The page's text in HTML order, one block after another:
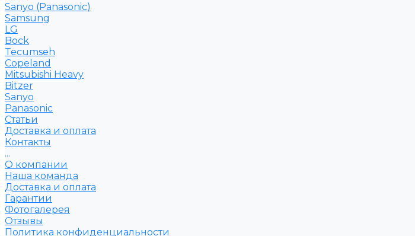
Sanyo (Panasonic)
Samsung
LG
Bock
Tecumseh
Copeland
Mitsubishi Heavy
Bitzer
Sanyo
Рanasonic
Статьи
Доставка и оплата
Контакты
...
О компании
Наша команда
Доставка и оплата
Гарантии
Фотогалерея
Отзывы
Политика конфиденциальности